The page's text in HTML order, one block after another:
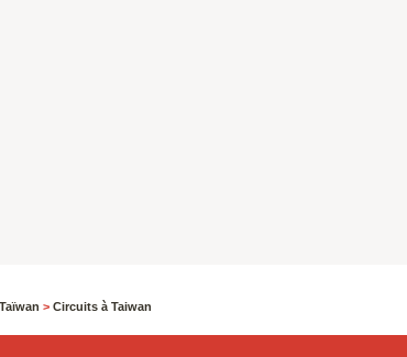
Taïwan > Circuits à Taiwan